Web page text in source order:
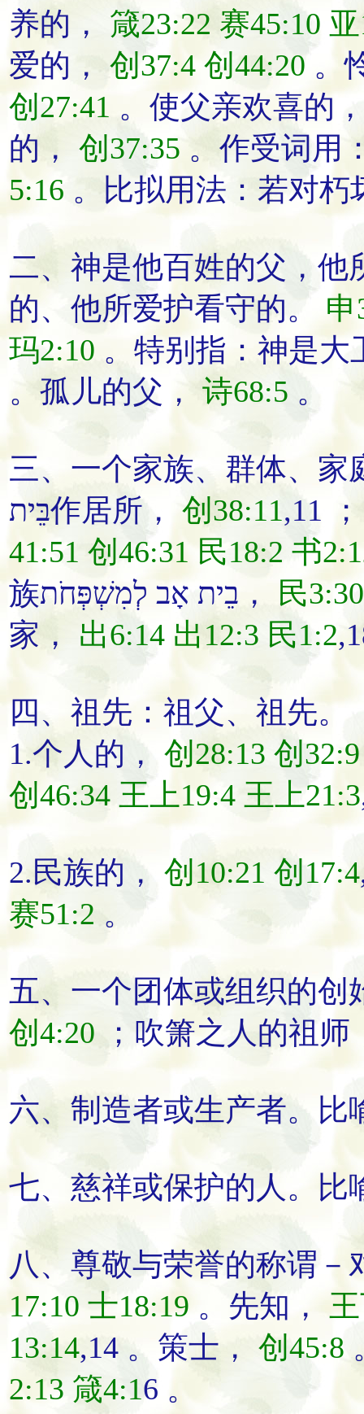
养的， 箴23:22 赛45:10
爱的， 创37:4 创44:20 。
创27:41 。使父亲欢喜的
的， 创37:35 。作受词用
5:16 。比拟用法： 若对朽
二、神是他百姓的父 ，
的、他所爱护看守的。 申
玛2:10 。特别指：神是
。孤儿的父， 诗68:5 。
三、一个家族、群体、家
בֵּית作居所， 创38:11,11
41:51 创46:31 民18:2 书
族בֵית אָב לְמִשְׁפְּחֹת，
民3:30
家， 出6:14 出12:3 民1:2
四、 祖先 ： 祖父、 祖先。
1.个人的， 创28:13 创32:9
创46:34 王上19:4 王上21:3
2.民族的， 创10:21 创17:4
赛51:2 。
五、一个团体或组织的创
创4:20 ；吹箫之人的祖师
六、 制造者或生产者。比
七、 慈祥或保护的人 。比
八、 尊敬与荣誉的称谓－
17:10 士18:19 。先知，
13:14,14 。策士， 创45:8
2:13 箴4:16 。